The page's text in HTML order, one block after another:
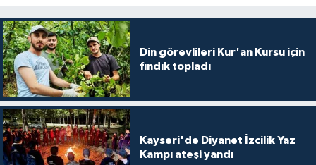
Din görevlileri Kur'an Kursu için
fındık topladı
Kayseri'de Diyanet İzcilik Yaz
Kampı ateşi yandı